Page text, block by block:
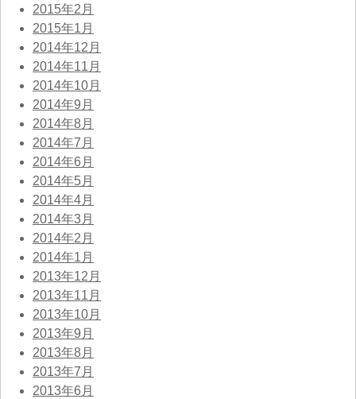
2015年2月
2015年1月
2014年12月
2014年11月
2014年10月
2014年9月
2014年8月
2014年7月
2014年6月
2014年5月
2014年4月
2014年3月
2014年2月
2014年1月
2013年12月
2013年11月
2013年10月
2013年9月
2013年8月
2013年7月
2013年6月